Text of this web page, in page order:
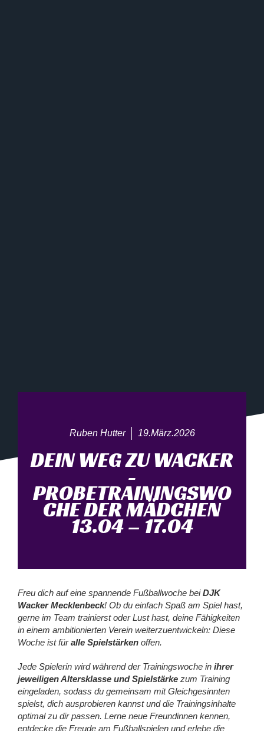
Ruben Hutter 19.März.2026
DEIN WEG ZU WACKER
-
PROBETRAININGSWO
CHE DER MÄDCHEN
13.04 – 17.04
Freu dich auf eine spannende Fußballwoche beiDJK
Wacker Mecklenbeck! Ob du einfach Spaß am Spiel hast,
gerne im Team trainierst oder Lust hast, deine Fähigkeiten
in einem ambitionierten Verein weiterzuentwickeln: Diese
Woche ist füralle Spielstärken offen.
Jede Spielerin wird während der Trainingswoche in ihrer
jeweiligen Altersklasse und Spielstärke zum Training
eingeladen, sodass du gemeinsam mit Gleichgesinnten
spielst, dich ausprobieren kannst und die Trainingsinhalte
optimal zu dir passen. Lerne neue Freundinnen kennen,
entdecke die Freude am Fußballspielen und erlebe die